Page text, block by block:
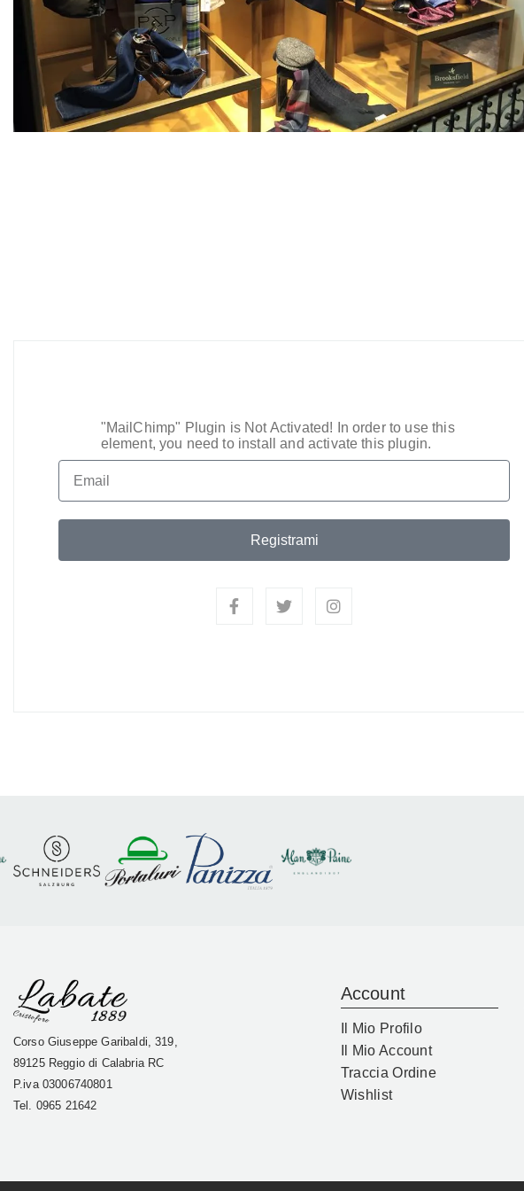
"MailChimp" Plugin is Not Activated!
In order to use this
element, you need to install and activate this plugin.
Registrami
Corso Giuseppe Garibaldi, 319,
89125 Reggio di Calabria RC
P.iva 03006740801
Tel. 0965 21642
Account
Il Mio Profilo
Il Mio Account
Traccia Ordine
Wishlist